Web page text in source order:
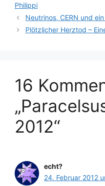
Philippi
Neutrinos, CERN und
Plötzlicher Herztod –
16
2012“
echt?
24. Februar 2012